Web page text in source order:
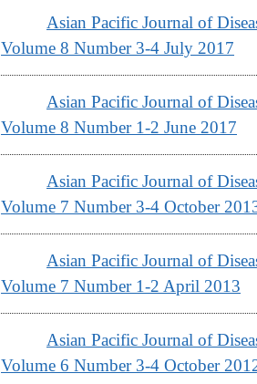
Asian Pacific Journal of
Volume 8 Number 3-4 July 2017
Asian Pacific Journal of
Volume 8 Number 1-2 June 2017
Asian Pacific Journal of
Volume 7 Number 3-4 October
Asian Pacific Journal of
Volume 7 Number 1-2 April 2013
Asian Pacific Journal of
Volume 6 Number 3-4 October